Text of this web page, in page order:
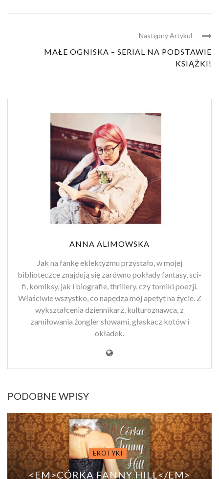
Następny Artykul
MAŁE OGNISKA – SERIAL NA PODSTAWIE
KSIĄŻKI!
ANNA ALIMOWSKA
Jak na fankę eklektyzmu przystało, w mojej
biblioteczce znajdują się zarówno pokłady fantasy, sci-
fi, komiksy, jak i biografie, thrillery, czy tomiki poezji.
Właściwie wszystko, co napędza mój apetyt na życie. Z
wykształcenia dziennikarz, kulturoznawca, z
zamiłowania żongler słowami, głaskacz kotów i
okładek.
PODOBNE WPISY
EROTYKI
<EM>CÓRKA FANNY HILL</EM>